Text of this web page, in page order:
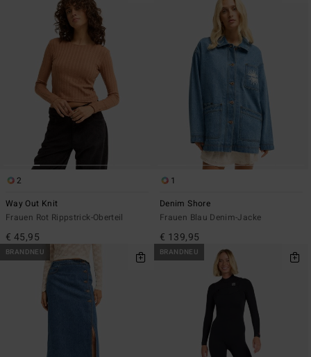
2
Way Out Knit
Frauen Rot Rippstrick-Oberteil
€ 45,95
1
Denim Shore
Frauen Blau Denim-Jacke
€ 139,95
BRANDNEU BRANDNEU